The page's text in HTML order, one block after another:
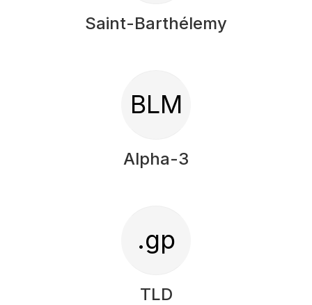
Saint-Barthélemy
BLM
Alpha-3
.gp
TLD